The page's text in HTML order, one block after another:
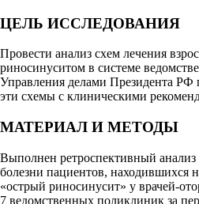
ЦЕЛЬ ИССЛЕДОВАНИЯ
Провести анализ схем лечения
риносинуситом в системе
Управления делами Президента РФ
эти схемы с клиническими
МАТЕРИАЛ И МЕТОДЫ
Выполнен ретроспективный
болезни пациентов, находившихся
«острый риносинусит» у врачей-
7 ведомственных поликлиник за